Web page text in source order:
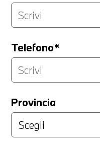
Telefono*
Provincia